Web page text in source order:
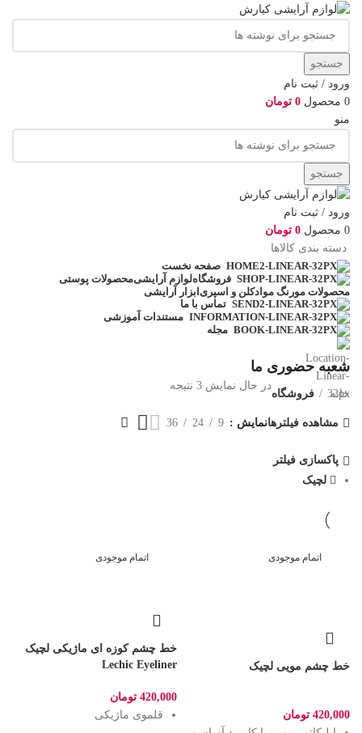
جستجو
ورود / ثبت نام
0 محصول 0 تومان
منو
جستجو
ورود / ثبت نام
0 محصول 0 تومان
دسته بندی کالاها
صفحه نخست
فروشگاهلوازم آرایشیمحصولات پوستی
محصولات مورنگ موادکلن و اسپریابزار آرایشی
تماس با ما
مستندات آموزشی
مجله
شعبه حضوری ما
خانه فروشگاه
در حال نمایش 3 نتیجه
مشاهده فیلترهانمایش 9
24
36
پاکسازی فیلتر
لچیک
اتمام موجودی
خط چشم مویی لچیک
420,000 تومان
اتمام موجودی
خط چشم كوزه ای ماژیکی لچیک
Lechic Eyeliner
420,000 تومان
قلموی ماژیکی